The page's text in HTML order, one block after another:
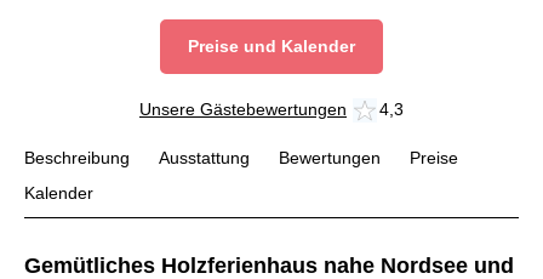
Preise und Kalender
Unsere Gästebewertungen 4,3
Beschreibung Ausstattung Bewertungen
Preise
Kalender
Gemütliches Holzferienhaus nahe Nordsee und